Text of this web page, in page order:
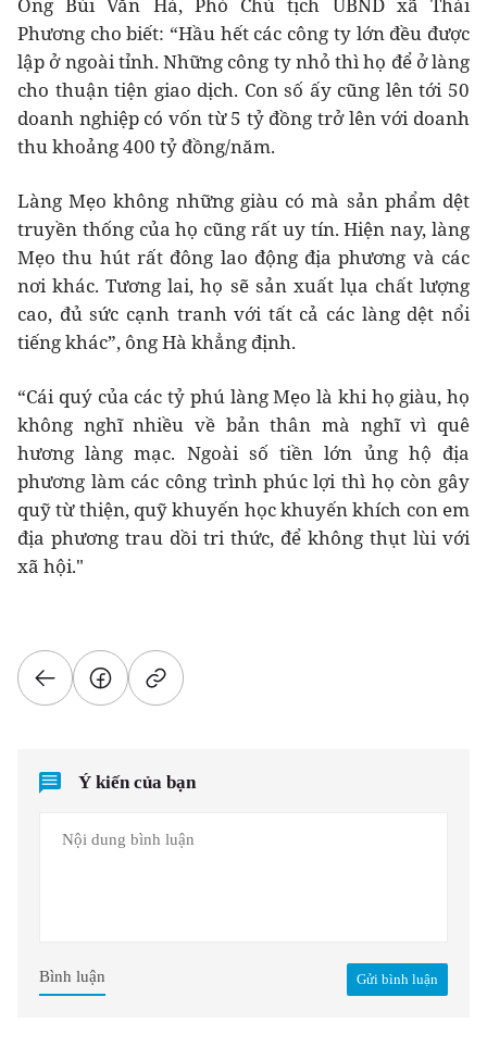
Phương cho biết: “Hầu hết các công ty lớn đều được
lập ở ngoài tỉnh. Những công ty nhỏ thì họ để ở làng
cho thuận tiện giao dịch. Con số ấy cũng lên tới 50
doanh nghiệp có vốn từ 5 tỷ đồng trở lên với doanh
thu khoảng 400 tỷ đồng/năm.
Làng Mẹo không những giàu có mà sản phẩm dệt
truyền thống của họ cũng rất uy tín. Hiện nay, làng
Mẹo thu hút rất đông lao động địa phương và các
nơi khác. Tương lai, họ sẽ sản xuất lụa chất lượng
cao, đủ sức cạnh tranh với tất cả các làng dệt nổi
tiếng khác”, ông Hà khẳng định.
“Cái quý của các tỷ phú làng Mẹo là khi họ giàu, họ
không nghĩ nhiều về bản thân mà nghĩ vì quê
hương làng mạc. Ngoài số tiền lớn ủng hộ địa
phương làm các công trình phúc lợi thì họ còn gây
quỹ từ thiện, quỹ khuyến học khuyến khích con em
địa phương trau dồi tri thức, để không thụt lùi với
xã hội."
Ý kiến của bạn
Gửi bình luận
Bình luận